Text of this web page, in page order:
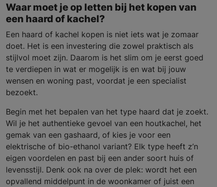
Waar moet je op letten bij het kopen van
een haard of kachel?
Een haard of kachel kopen is niet iets wat je zomaar
doet. Het is een investering die zowel praktisch als
stijlvol moet zijn. Daarom is het slim om je eerst goed
te verdiepen in wat er mogelijk is en wat bij jouw
wensen en woning past, voordat je een specialist
bezoekt.
Begin met het bepalen van het type haard dat je zoekt.
Wil je het authentieke gevoel van een houtkachel, het
gemak van een gashaard, of kies je voor een
elektrische of bio-ethanol variant? Elk type heeft z’n
eigen voordelen en past bij een ander soort huis of
levensstijl. Denk ook na over de plek: wordt het een
opvallend middelpunt in de woonkamer of juist een